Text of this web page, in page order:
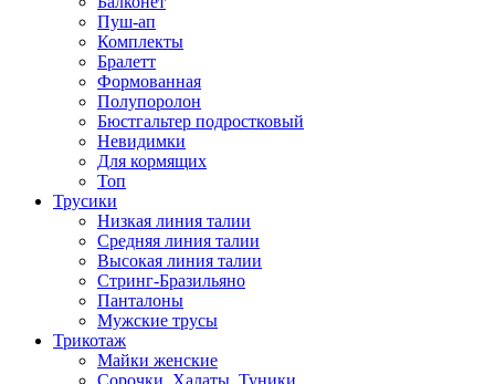
Пуш-ап
Комплекты
Бралетт
Формованная
Полупоролон
Бюстгальтер подростковый
Невидимки
Для кормящих
Топ
Трусики
Низкая линия талии
Средняя линия талии
Высокая линия талии
Стринг-Бразильяно
Панталоны
Мужские трусы
Трикотаж
Майки женские
Сорочки, Халаты, Туники